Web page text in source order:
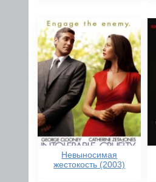
Невыносимая
жестокость (2003)